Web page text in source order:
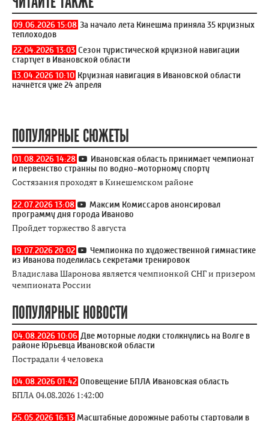
09.06.2026 15:08 За начало лета Кинешма приняла 35 круизных
теплоходов
22.04.2026 13:03 Сезон туристической круизной навигации
стартует в Ивановской области
13.04.2026 10:10 Круизная навигация в Ивановской области
начнётся уже 24 апреля
ПОПУЛЯРНЫЕ СЮЖЕТЫ
01.08.2026 14:28
Ивановская область принимает чемпионат
и первенство странны по водно-моторному спорту
Состязания проходят в Кинешемском районе
22.07.2026 13:08
Максим Комиссаров анонсировал
программу дня города Иваново
Пройдет торжество 8 августа
19.07.2026 20:02
Чемпионка по художественной гимнастике
из Иванова поделилась секретами тренировок
Владислава Шаронова является чемпионкой СНГ и призером
чемпионата России
ПОПУЛЯРНЫЕ НОВОСТИ
04.08.2026 10:06 Две моторные лодки столкнулись на Волге в
районе Юрьевца Ивановской области
Пострадали 4 человека
04.08.2026 01:42 Оповещение БПЛА Ивановская область
БПЛА 04.08.2026 1:42:00
25.05.2026 16:13 Масштабные дорожные работы стартовали в